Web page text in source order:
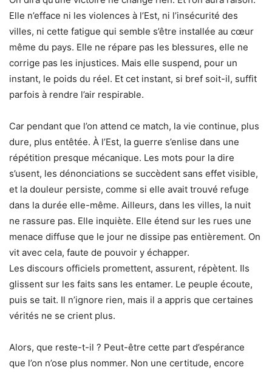
Elle n’efface ni les violences à l’Est, ni l’insécurité des
villes, ni cette fatigue qui semble s’être installée au cœur
même du pays. Elle ne répare pas les blessures, elle ne
corrige pas les injustices. Mais elle suspend, pour un
instant, le poids du réel. Et cet instant, si bref soit-il, suffit
parfois à rendre l’air respirable.
Car pendant que l’on attend ce match, la vie continue, plus
dure, plus entêtée. À l’Est, la guerre s’enlise dans une
répétition presque mécanique. Les mots pour la dire
s’usent, les dénonciations se succèdent sans effet visible,
et la douleur persiste, comme si elle avait trouvé refuge
dans la durée elle-même. Ailleurs, dans les villes, la nuit
ne rassure pas. Elle inquiète. Elle étend sur les rues une
menace diffuse que le jour ne dissipe pas entièrement. On
vit avec cela, faute de pouvoir y échapper.
Les discours officiels promettent, assurent, répètent. Ils
glissent sur les faits sans les entamer. Le peuple écoute,
puis se tait. Il n’ignore rien, mais il a appris que certaines
vérités ne se crient plus.
Alors, que reste-t-il ? Peut-être cette part d’espérance
que l’on n’ose plus nommer. Non une certitude, encore